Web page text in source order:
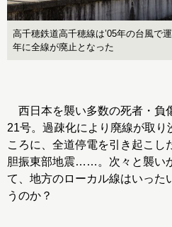
高千穂鉄道高千穂線は’05年の台風で
年に全線が廃止となった
西日本を襲い多数の死者・負
21号。過疎化により廃線が取り
ころに、全道停電を引き起こし
胆振東部地震……。次々と襲い
て、地方のローカル線はいった
うのか？